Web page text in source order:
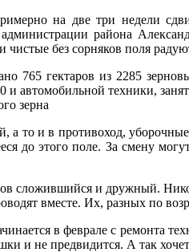
на две три недели
администрации района
чистые без сорняков поля
765 гектаров из 2285
и автомобильной техники,
зерна
а то и в противоход,
до этого поле. За смену
сложившийся и дружный.
вместе. Их, разных по
в феврале с ремонта
и не предвидится. А так